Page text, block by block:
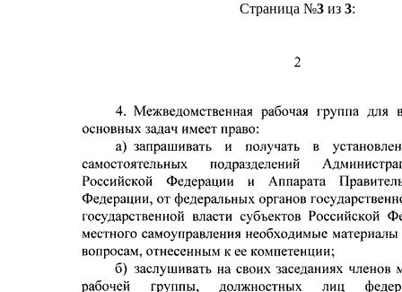
Страница №3из 3: